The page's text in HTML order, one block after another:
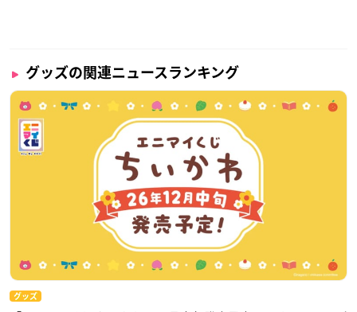
グッズの関連ニュースランキング
グッズ